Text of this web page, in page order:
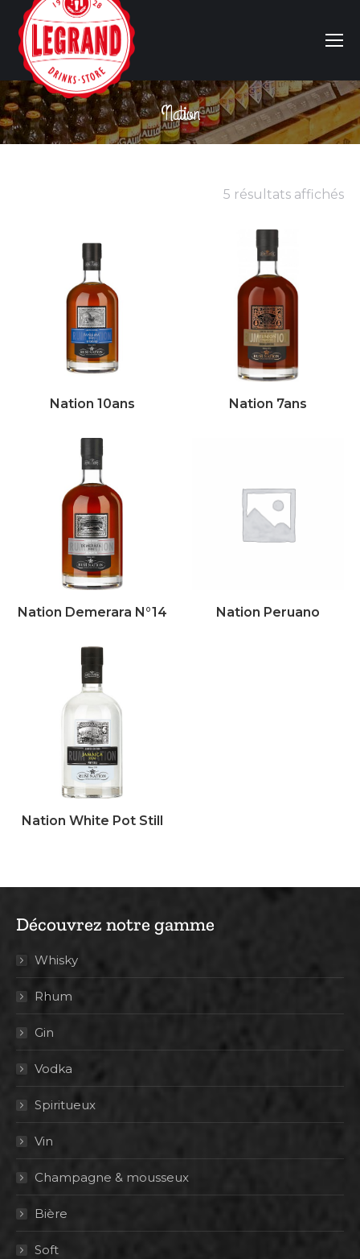
Nation
Vous êtes ici :
5 résultats affichés
Nation 10ans Nation 7ans
Nation Demerara N°14 Nation Peruano
Nation White Pot Still
Découvrez notre gamme
Whisky
Rhum
Gin
Vodka
Spiritueux
Vin
Champagne & mousseux
Bière
Soft